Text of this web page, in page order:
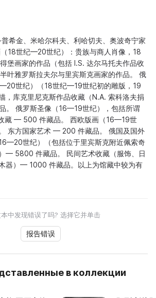
希金、米哈尔科夫、利哈切夫、奥波奇宁家
18世纪—20世纪）：贵族与商人肖像，18
堡画家的作品（包括 I.S. 达尔马托夫作品收
叶雅罗斯拉夫尔与里宾斯克画家的作品。 俄
世纪）（18世纪—19世纪初的雕版，19
，库克里尼克斯作品收藏（N.A. 索科洛夫捐
。 俄罗斯圣像（16—19世纪），包括所谓
藏 — 500 件藏品。 西欧版画（16—19世
东方国家艺术 — 200 件藏品。 俄国及国外
世纪）（包括位于里宾斯克附近佩索奇
— 5800 件藏品。 民间艺术收藏（服饰、日
器）— 1000 件藏品。以上为馆藏中较为有
中发现错误了吗? 选择它并单击
报告错误
в коллекции